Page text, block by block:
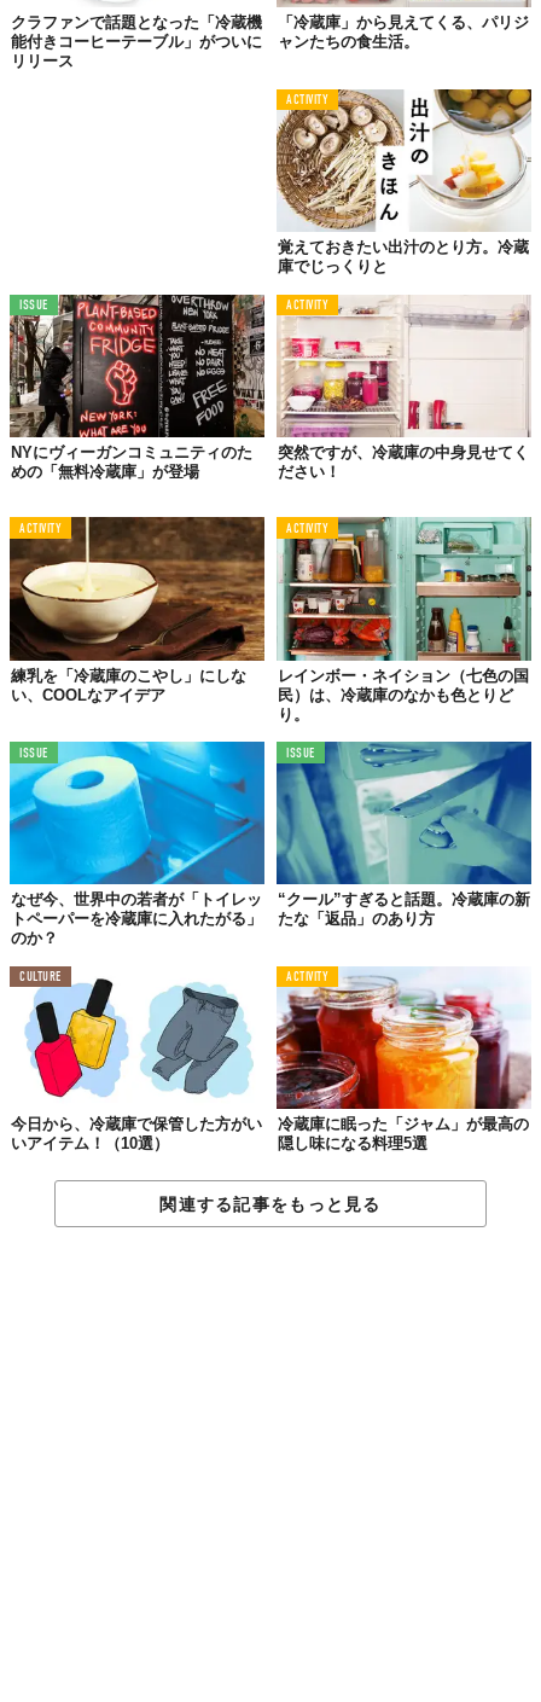
クラファンで話題となった「冷蔵機
能付きコーヒーテーブル」がついに
リリース
「冷蔵庫」から見えてくる、パリジ
ャンたちの食生活。
ACTIVITY
覚えておきたい出汁のとり方。冷蔵
庫でじっくりと
ISSUE
NYにヴィーガンコミュニティのた
めの「無料冷蔵庫」が登場
ACTIVITY
突然ですが、冷蔵庫の中身見せてく
ださい！
ACTIVITY
練乳を「冷蔵庫のこやし」にしな
い、COOLなアイデア
ACTIVITY
レインボー・ネイション（七色の国
民）は、冷蔵庫のなかも色とりど
り。
ISSUE
なぜ今、世界中の若者が「トイレッ
トペーパーを冷蔵庫に入れたがる」
のか？
ISSUE
“クール”すぎると話題。冷蔵庫の新
たな「返品」のあり方
CULTURE
今日から、冷蔵庫で保管した方がい
いアイテム！（10選）
ACTIVITY
冷蔵庫に眠った「ジャム」が最高の
隠し味になる料理5選
関連する記事をもっと見る